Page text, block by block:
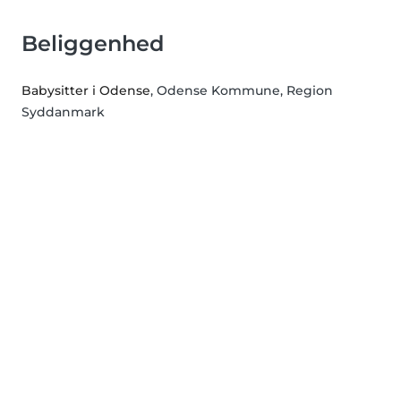
Beliggenhed
Babysitter i Odense, Odense Kommune, Region
Syddanmark